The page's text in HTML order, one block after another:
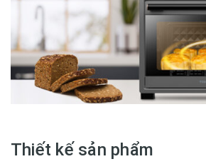
Thiết kế sản phẩm